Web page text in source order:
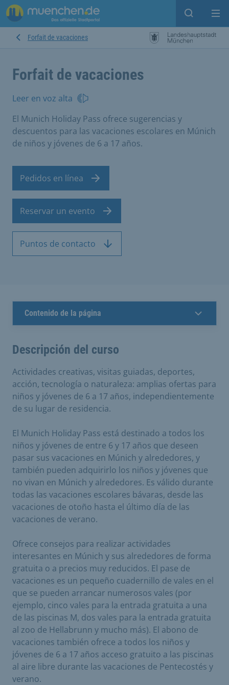
Open
Forfait de vacaciones
Forfait de vacaciones
Leer en voz alta
El Munich Holiday Pass ofrece sugerencias y
descuentos para las vacaciones escolares en Múnich
de niños y jóvenes de 6 a 17 años.
Pedidos en línea
Reservar un evento
Puntos de contacto
Contenido de la página
Descripción del curso
Actividades creativas, visitas guiadas, deportes,
acción, tecnología o naturaleza: amplias ofertas para
niños y jóvenes de 6 a 17 años, independientemente
de su lugar de residencia.
El Munich Holiday Pass está destinado a todos los
niños y jóvenes de entre 6 y 17 años que deseen
pasar sus vacaciones en Múnich y alrededores, y
también pueden adquirirlo los niños y jóvenes que
no vivan en Múnich y alrededores. Es válido durante
todas las vacaciones escolares bávaras, desde las
vacaciones de otoño hasta el último día de las
vacaciones de verano.
Ofrece consejos para realizar actividades
interesantes en Múnich y sus alrededores de forma
gratuita o a precios muy reducidos. El pase de
vacaciones es un pequeño cuadernillo de vales en el
que se pueden arrancar numerosos vales (por
ejemplo, cinco vales para la entrada gratuita a una
de las piscinas M, dos vales para la entrada gratuita
al zoo de Hellabrunn y mucho más). El abono de
vacaciones también ofrece a todos los niños y
jóvenes de 6 a 17 años acceso gratuito a las piscinas
al aire libre durante las vacaciones de Pentecostés y
verano.